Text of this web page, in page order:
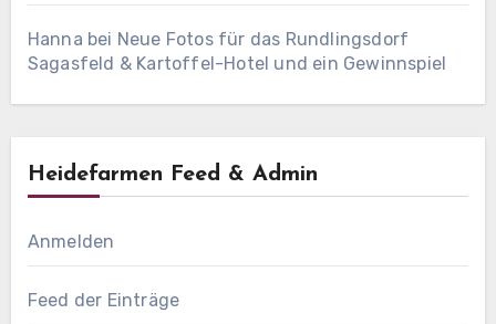
Hanna bei Neue Fotos für das Rundlingsdorf
Sagasfeld & Kartoffel-Hotel und ein Gewinnspiel
Heidefarmen Feed & Admin
Anmelden
Feed der Einträge